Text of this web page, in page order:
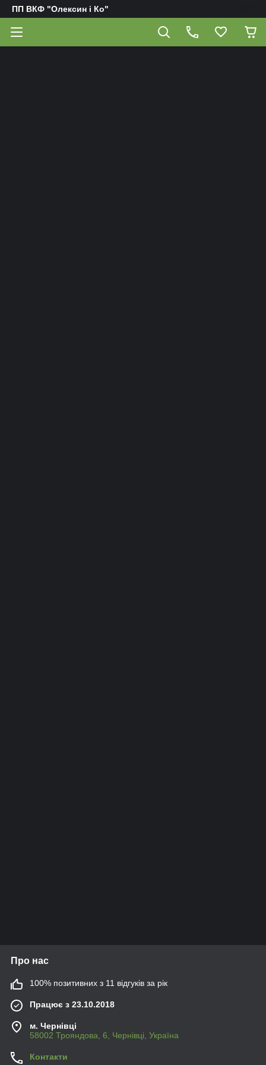
ПП ВКФ "Олексин і Ко"
Про нас
100% позитивних з 11 відгуків за рік
Працює з 23.10.2018
м. Чернівці
58002 Трояндова, 6, Чернівці, Україна
Контакти